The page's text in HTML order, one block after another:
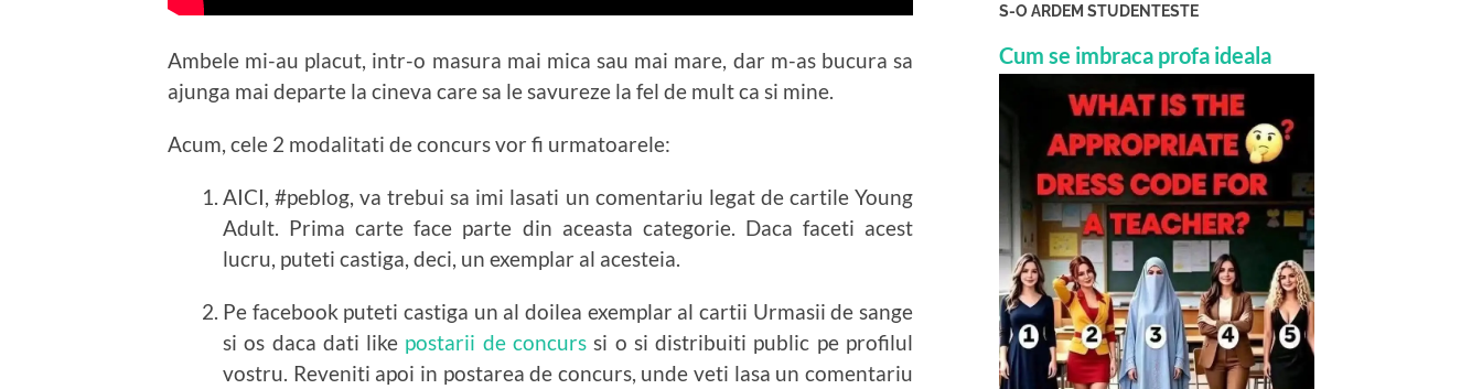
Ambele mi-au placut, intr-o masura mai mica sau mai mare, dar m-as bucura sa
ajunga mai departe la cineva care sa le savureze la fel de mult ca si mine.
Acum, cele 2 modalitati de concurs vor fi urmatoarele:
AICI, #peblog, va trebui sa imi lasati un comentariu legat de cartile Young
Adult. Prima carte face parte din aceasta categorie. Daca faceti acest
lucru, puteti castiga, deci, un exemplar al acesteia.
Pe facebook puteti castiga un al doilea exemplar al cartii Urmasii de sange
si os daca dati like postarii de concurs si o si distribuiti public pe profilul
vostru. Reveniti apoi in postarea de concurs, unde veti lasa un comentariu
S-O ARDEM STUDENTESTE
Cum se imbraca profa ideala